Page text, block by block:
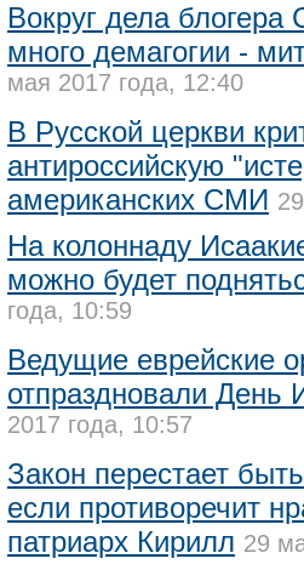
Вокруг дела блогера
много демагогии -
мая 2017 года, 12:40
В Русской церкви
антироссийскую
американских СМИ
На колоннаду
можно будет
года, 10:59
Ведущие еврейские
отпраздновали День
2017 года, 10:57
Закон перестает
если противоречит
патриарх Кирилл 29